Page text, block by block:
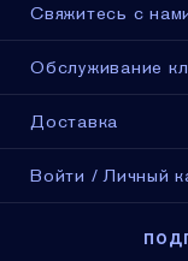
Свяжитесь с
Обслуживание
Доставка
Войти / Личный